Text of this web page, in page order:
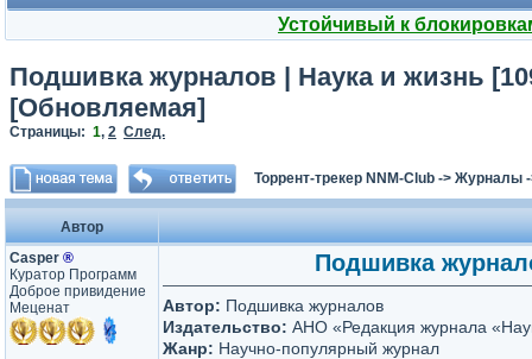
Устойчивый к
Подшивка журналов | Наука и жизнь
[Обновляемая]
Страницы: 1, 2 След.
Торрент-трекер NNM-Club -> Журналы
Автор
Casper ®
Куратор Программ
Доброе привидение
Меценат
Подшивка
Автор: Подшивка журналов
Издательство: АНО «Редакция журнала
Жанр: Научно-популярный журнал